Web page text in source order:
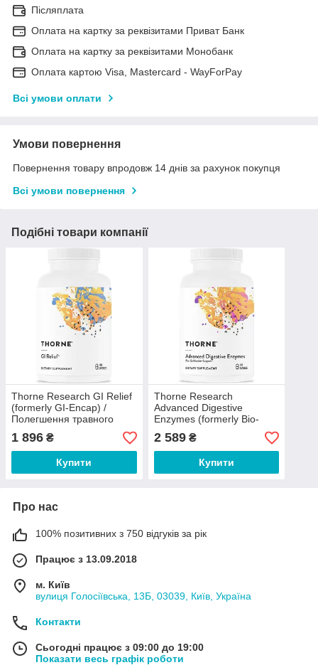
Післяплата
Оплата на картку за реквізитами Приват Банк
Оплата на картку за реквізитами Монобанк
Оплата картою Visa, Mastercard - WayForPay
Всі умови оплати
Умови повернення
Повернення товару впродовж 14 днів за рахунок покупця
Всі умови повернення
Подібні товари компанії
Thorne Research GI Relief
(formerly GI-Encap) /
Полегшення травного
дискомфорту 180 капсул
1 896 ₴
Купити
Thorne Research
Advanced Digestive
Enzymes (formerly Bio-
Gest) / Травні ферменти
Біо-Гест 180 капсул
2 589₴
Купити
Про нас
100% позитивних з 750 відгуків за рік
Працює з 13.09.2018
м. Київ
вулиця Голосіївська, 13Б, 03039, Київ, Україна
Контакти
Сьогодні працює з 09:00 до 19:00
Показати весь графік роботи